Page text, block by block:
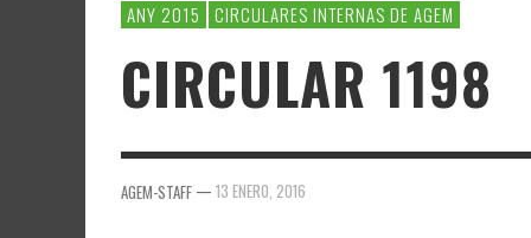
ANY 2015 CIRCULARES INTERNAS DE AGEM
CIRCULAR 1198
AGEM-STAFF — 13 ENERO, 2016